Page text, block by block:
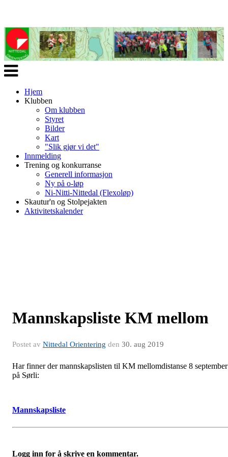
Veksle
navigasjon
Hjem
Klubben
Om klubben
Styret
Bilder
Kart
"Slik gjør vi det"
Innmelding
Trening og konkurranse
Generell informasjon
Ny på o-løp
Ni-Nitti-Nittedal (Flexoløp)
Skautur'n og Stolpejakten
Aktivitetskalender
Mannskapsliste KM mellom
Postet av Nittedal Orientering den 30. aug 2019
Har finner der mannskapslisten til KM mellomdistanse 8 september
på Sørli:
Mannskapsliste
Logg inn for å skrive en kommentar.